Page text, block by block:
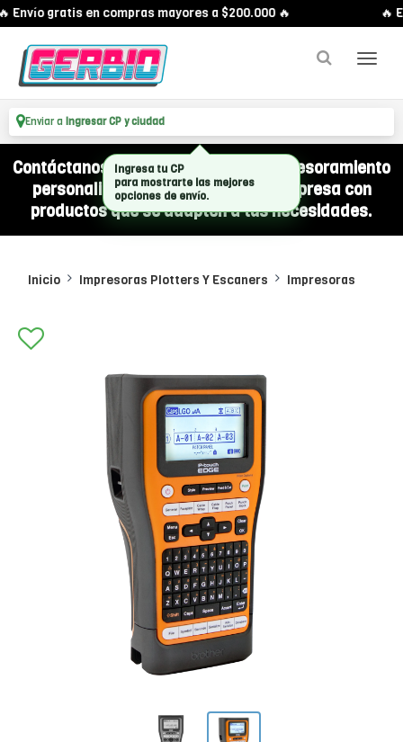
Envío gratis en compras mayores a $200.000 🔥 🔥
Enviar a Ingresar CP y ciudad
Contáctanos por WhatsApp y recibí asesoramiento
personalizado para equipar a tu empresa con
productos que se adapten a tus necesidades.
Inicio Impresoras Plotters Y Escaners Impresoras